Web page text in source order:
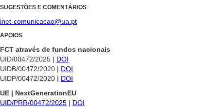
SUGESTÕES E COMENTÁRIOS
inet-comunicacao@ua.pt
APOIOS
FCT através de fundos nacionais
UID/00472/2025 | DOI
UIDB/00472/2020 | DOI
UIDP/00472/2020 | DOI
UE | NextGenerationEU
UID/PRR/00472/2025 | DOI